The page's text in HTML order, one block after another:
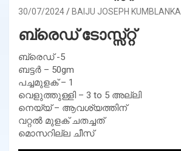
30/07/2024 BAIJU JOSEPH KUMBLANKAL
ബ്രെഡ് ടോസ്സ്റ്റ്
ബ്രെഡ് -5
ബട്ടർ – 50gm
പച്ചമുളക് – 1
വെളുത്തുള്ളി – 3 to 5 അല്ലി
നെയ്യ് – ആവശ്യത്തിന്
വറ്റൽ മുളക് ചതച്ചത്
മൊസറില്ല ചീസ്